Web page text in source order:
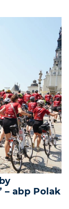
abp Polak